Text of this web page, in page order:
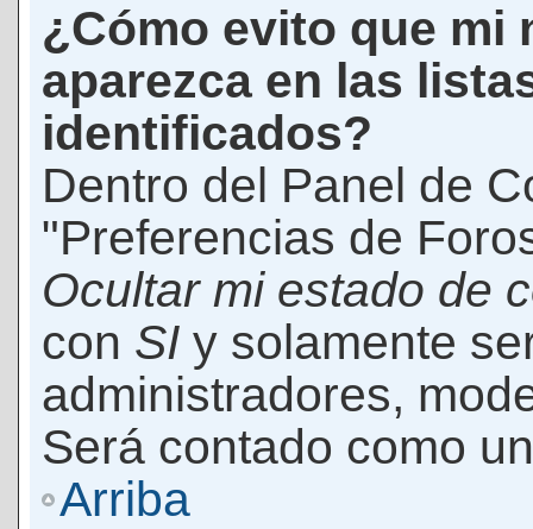
¿Cómo evito que mi
aparezca en las
identificados?
Dentro del Panel de
"Preferencias de
Ocultar mi estado de
con SI y solamente
administradores,
Será contado como
Arriba